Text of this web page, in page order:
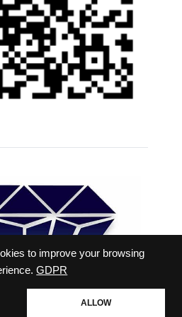
to improve your browsing
GDPR
ALLOW
สอบถามเพิ่มเติม